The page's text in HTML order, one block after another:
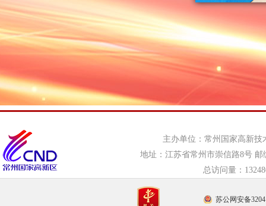
主办单位：常州国家高新
地址：江苏省常州市崇信路8号 邮
总访问量：
苏公网安备